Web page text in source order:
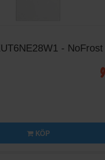
- NoFrost
KÖP